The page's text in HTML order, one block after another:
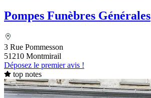
Pompes Funèbres Générales
3 Rue Pommesson
51210 Montmirail
Déposez le premier avis !
top notes